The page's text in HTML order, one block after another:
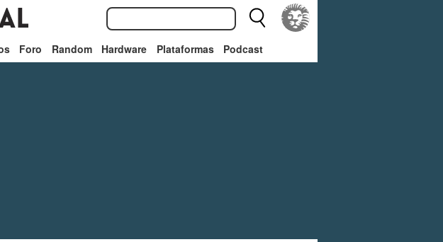
Foro Random Hardware Plataformas Podcast